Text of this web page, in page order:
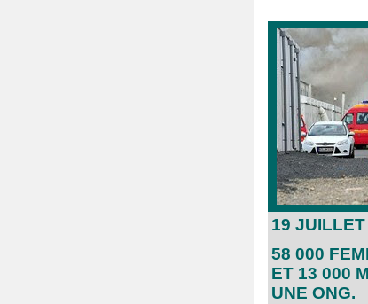
19
58 000
ET 13 000
UNE ONG.